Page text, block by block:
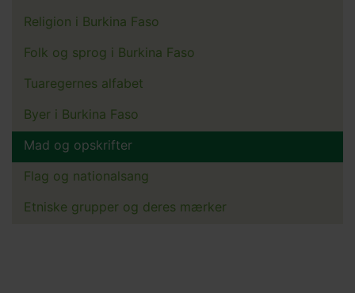
Religion i Burkina Faso
Folk og sprog i Burkina Faso
Tuaregernes alfabet
Byer i Burkina Faso
Mad og opskrifter
Flag og nationalsang
Etniske grupper og deres mærker